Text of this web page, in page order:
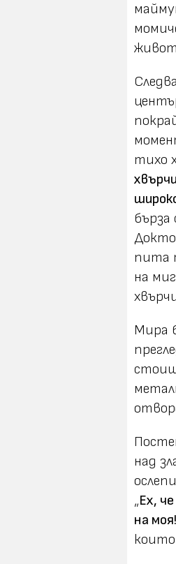
тихо
бърза
пита
на
Мира
стоиш
над
„Ех,
на моя!
които